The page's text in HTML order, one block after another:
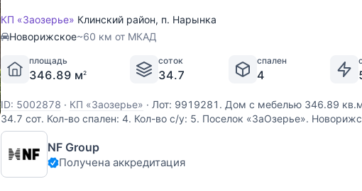
КП «Заозерье» Клинский район, п. Нарынка
Новорижское~60 км от МКАД
площадь
346.89 м2
соток
34.7
спален
4
ID: 5002878 · КП «Заозерье» · Лот: 9919281. Дом с мебелью 346.89
34.7 cот. Кол-во спален: 4. Кол-во с/у: 5. Поселок «ЗаОзерье».
км от МКАД. Без комиссии для покупателя. Выполненные из деревянного
увеличенного размера, виллы формируют
NF Group
Получена аккредитация